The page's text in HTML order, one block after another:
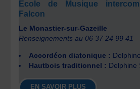
École de Musique
Falcon
Le Monastier-sur-Gazeille
Renseignements au 06 37 24 99 41
Accordéon diatonique :
Hautbois traditionnel : Delphine
EN SAVOIR PLUS